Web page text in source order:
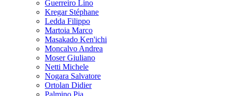
Guerreiro Lino
Kregar Stéphane
Ledda Filippo
Martoia Marco
Masakado Ken'ichi
Moncalvo Andrea
Moser Giuliano
Netti Michele
Nogara Salvatore
Ortolan Didier
Palmino Pia